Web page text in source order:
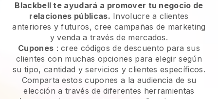
Blackbell te ayudará a promover tu negocio de
relaciones públicas. Involucre a clientes
anteriores y futuros, cree campañas de marketing
y venda a través de mercados.
Cupones : cree códigos de descuento para sus
clientes con muchas opciones para elegir según
su tipo, cantidad y servicios y clientes específicos.
Comparta estos cupones a la audiencia de su
elección a través de diferentes herramientas